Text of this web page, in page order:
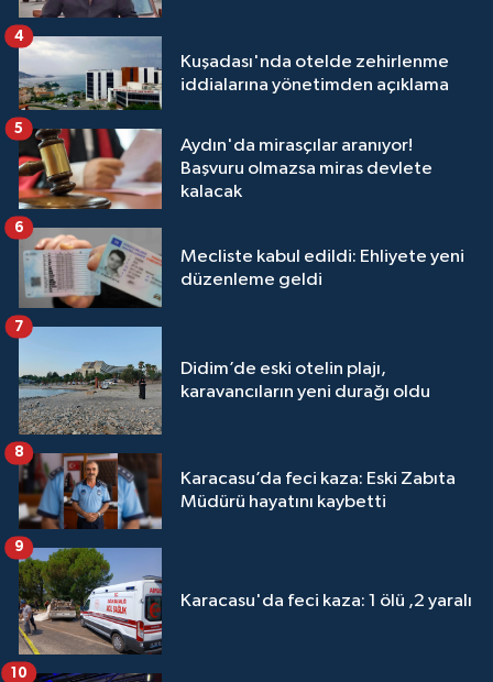
Kuşadası'nda otelde zehirlenme
iddialarına yönetimden açıklama
4
Aydın'da mirasçılar aranıyor!
Başvuru olmazsa miras devlete
kalacak
5
Mecliste kabul edildi: Ehliyete yeni
düzenleme geldi
6
Didim’de eski otelin plajı,
karavancıların yeni durağı oldu
7
Karacasu’da feci kaza: Eski Zabıta
Müdürü hayatını kaybetti
8
Karacasu'da feci kaza: 1 ölü ,2 yaralı
9
10